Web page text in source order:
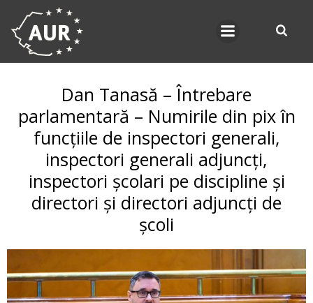
Dan Tanasă – Întrebare
parlamentară – Numirile din pix în
funcțiile de inspectori generali,
inspectori generali adjuncți,
inspectori școlari pe discipline și
directori și directori adjuncți de
școli